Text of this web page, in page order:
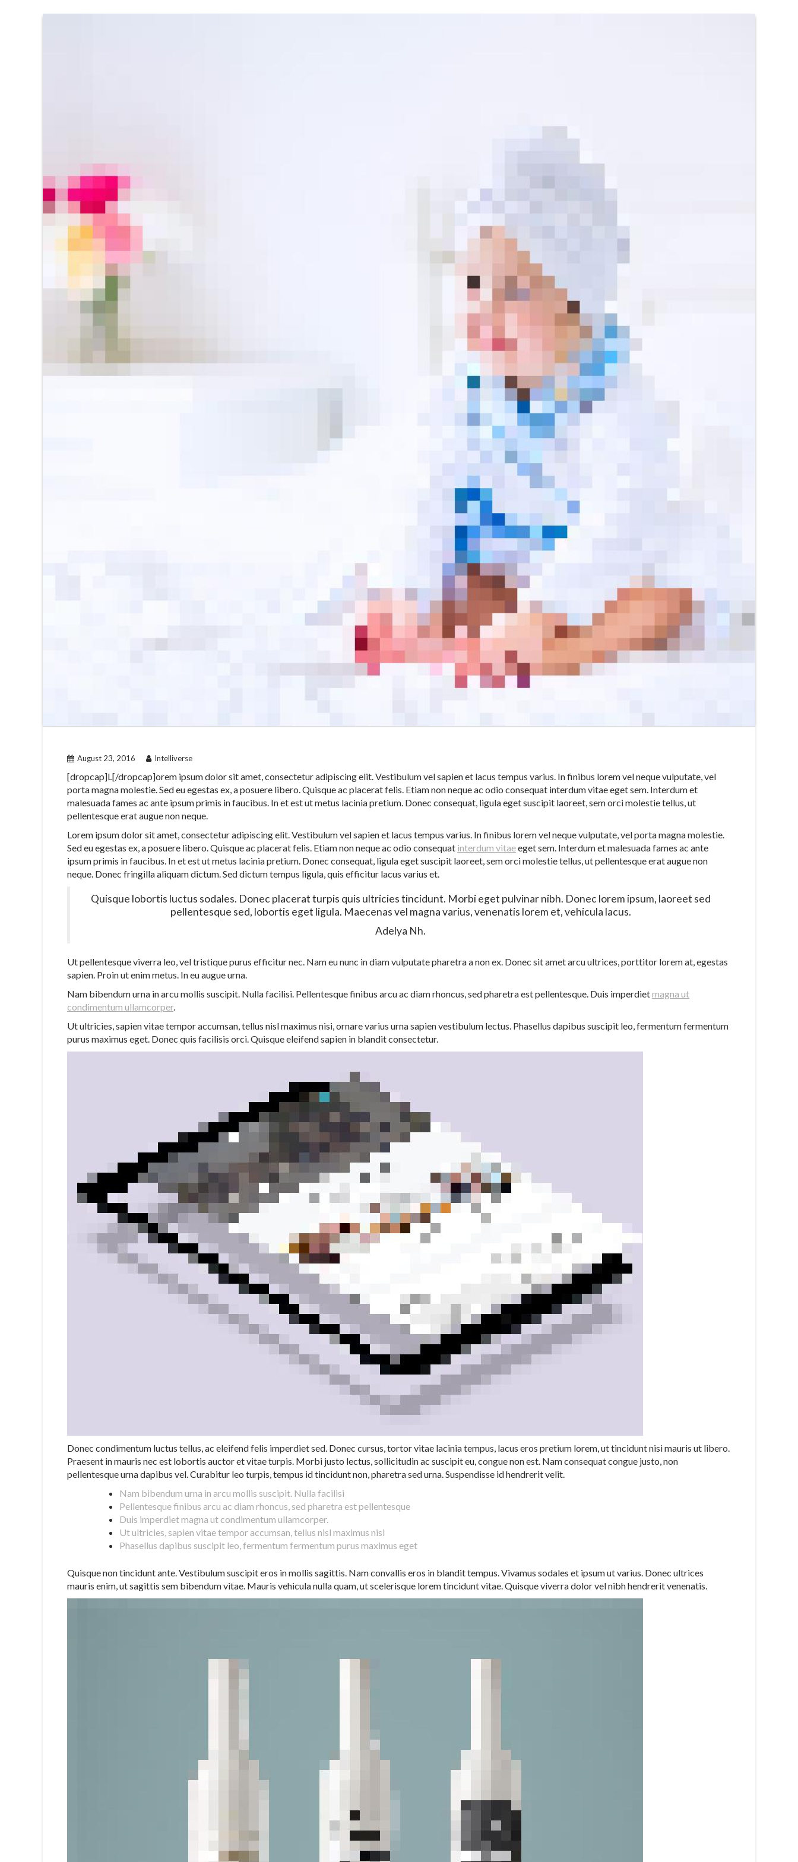
August 23, 2016 Intelliverse
[dropcap]L[/dropcap]orem ipsum dolor sit amet, consectetur adipiscing elit. Vestibulum vel sapien et lacus tempus varius. In finibus lorem vel neque vulputate, vel
porta magna molestie. Sed eu egestas ex, a posuere libero. Quisque ac placerat felis. Etiam non neque ac odio consequat interdum vitae eget sem. Interdum et
malesuada fames ac ante ipsum primis in faucibus. In et est ut metus lacinia pretium. Donec consequat, ligula eget suscipit laoreet, sem orci molestie tellus, ut
pellentesque erat augue non neque.
Lorem ipsum dolor sit amet, consectetur adipiscing elit. Vestibulum vel sapien et lacus tempus varius. In finibus lorem vel neque vulputate, vel porta magna molestie.
Sed eu egestas ex, a posuere libero. Quisque ac placerat felis. Etiam non neque ac odio consequat interdum vitaeeget sem. Interdum et malesuada fames ac ante
ipsum primis in faucibus. In et est ut metus lacinia pretium. Donec consequat, ligula eget suscipit laoreet, sem orci molestie tellus, ut pellentesque erat augue non
neque. Donec fringilla aliquam dictum. Sed dictum tempus ligula, quis efficitur lacus varius et.
Quisque lobortis luctus sodales. Donec placerat turpis quis ultricies tincidunt. Morbi eget pulvinar nibh. Donec lorem ipsum, laoreet sed
pellentesque sed, lobortis eget ligula. Maecenas vel magna varius, venenatis lorem et, vehicula lacus.
Adelya Nh.
Ut pellentesque viverra leo, vel tristique purus efficitur nec. Nam eu nunc in diam vulputate pharetra a non ex. Donec sit amet arcu ultrices, porttitor lorem at, egestas
sapien. Proin ut enim metus. In eu augue urna.
Nam bibendum urna in arcu mollis suscipit. Nulla facilisi. Pellentesque finibus arcu ac diam rhoncus, sed pharetra est pellentesque. Duis imperdietmagna ut
condimentum ullamcorper.
Ut ultricies, sapien vitae tempor accumsan, tellus nisl maximus nisi, ornare varius urna sapien vestibulum lectus. Phasellus dapibus suscipit leo, fermentum fermentum
purus maximus eget. Donec quis facilisis orci. Quisque eleifend sapien in blandit consectetur.
Donec condimentum luctus tellus, ac eleifend felis imperdiet sed. Donec cursus, tortor vitae lacinia tempus, lacus eros pretium lorem, ut tincidunt nisi mauris ut libero.
Praesent in mauris nec est lobortis auctor et vitae turpis. Morbi justo lectus, sollicitudin ac suscipit eu, congue non est. Nam consequat congue justo, non
pellentesque urna dapibus vel. Curabitur leo turpis, tempus id tincidunt non, pharetra sed urna. Suspendisse id hendrerit velit.
Nam bibendum urna in arcu mollis suscipit. Nulla facilisi
Pellentesque finibus arcu ac diam rhoncus, sed pharetra est pellentesque
Duis imperdiet magna ut condimentum ullamcorper.
Ut ultricies, sapien vitae tempor accumsan, tellus nisl maximus nisi
Phasellus dapibus suscipit leo, fermentum fermentum purus maximus eget
Quisque non tincidunt ante. Vestibulum suscipit eros in mollis sagittis. Nam convallis eros in blandit tempus. Vivamus sodales et ipsum ut varius. Donec ultrices
mauris enim, ut sagittis sem bibendum vitae. Mauris vehicula nulla quam, ut scelerisque lorem tincidunt vitae. Quisque viverra dolor vel nibh hendrerit venenatis.